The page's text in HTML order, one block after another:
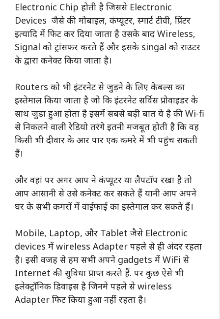
Electronic Chip होती है जिससे Electronic
Devices जैसे की मोबाइल, कंप्यूटर, स्मार्ट टीवी, प्रिंटर
इत्यादि में फिट कर दिया जाता है उसके बाद Wireless,
Signal को ट्रांसफर करते हैं और इसके singal को राउटर
के द्वारा कनेक्ट किया जाता है।
Routers को भी इंटरनेट से जुड़ने के लिए केबल्स का
इस्तेमाल किया जाता है जो कि इंटरनेट सर्विस प्रोवाइडर के
साथ जुड़ा हुआ होता है इसमें सबसे बड़ी बात ये है की Wi-fi
से निकलने वाली रेडियो तरंगे इतनी मजबूत होती है कि वह
किसी भी दीवार के आर पार एक कमरे में भी पहुंच सकती
हैं।
और वहां पर अगर आप ने कंप्यूटर या लैपटॉप रखा है तो
आप आसानी से उसे कनेक्ट कर सकते हैं यानी आप अपने
घर के सभी कमरों में वाईफाई का इस्तेमाल कर सकते हैं।
Mobile, Laptop, और Tablet जैसे Electronic
devices में wireless Adapter पहले से ही अंदर रहता
है। इसी वजह से हम सभी अपने gadgets में WiFi से
Internet की सुविधा प्राप्त करते हैं. पर कुछ ऐसे भी
इलेक्ट्रॉनिक डिवाइस है जिनमे पहले से wireless
Adapter फिट किया हुआ नहीं रहता है।